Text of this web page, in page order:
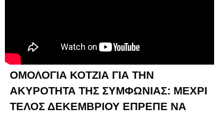
ΟΜΟΛΟΓΙΑ ΚΟΤΖΙΑ ΓΙΑ ΤΗΝ
ΑΚΥΡΟΤΗΤΑ ΤΗΣ ΣΥΜΦΩΝΙΑΣ: ΜΕΧΡΙ
ΤΕΛΟΣ ΔΕΚΕΜΒΡΙΟΥ ΕΠΡΕΠΕ ΝΑ